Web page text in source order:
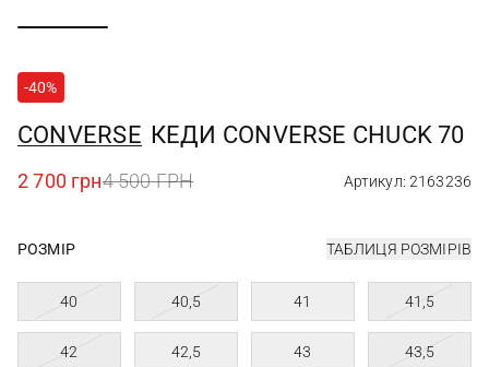
-40%
CONVERSE КЕДИ CONVERSE CHUCK 70
2 700 грн4 500 ГРН Артикул: 2163236
РОЗМІР ТАБЛИЦЯ РОЗМІРІВ
40 40,5 41 41,5
42 42,5 43 43,5